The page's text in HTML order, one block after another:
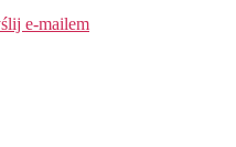
e-mailem